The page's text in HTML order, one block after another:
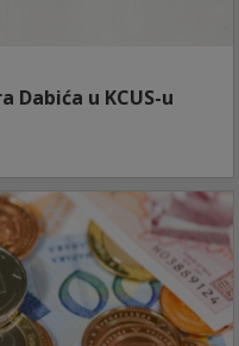
Dabića u KCUS-u